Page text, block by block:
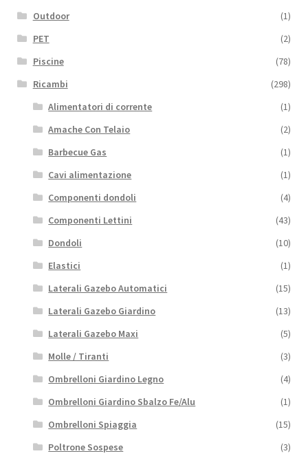
Outdoor
(1)
PET
(2)
Piscine
(78)
Ricambi
(298)
Alimentatori di corrente
(1)
Amache Con Telaio
(2)
Barbecue Gas
(1)
Cavi alimentazione
(1)
Componenti dondoli
(4)
Componenti Lettini
(43)
Dondoli
(10)
Elastici
(1)
Laterali Gazebo Automatici
(15)
Laterali Gazebo Giardino
(13)
Laterali Gazebo Maxi
(5)
Molle / Tiranti
(3)
Ombrelloni Giardino Legno
(4)
Ombrelloni Giardino Sbalzo Fe/Alu
(1)
Ombrelloni Spiaggia
(15)
Poltrone Sospese
(3)